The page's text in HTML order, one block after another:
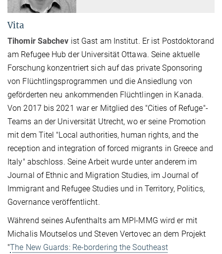
Vita
Tihomir Sabchev ist Gast am Institut. Er ist Postdoktorand
am Refugee Hub der Universität Ottawa. Seine aktuelle
Forschung konzentriert sich auf das private Sponsoring
von Flüchtlingsprogrammen und die Ansiedlung von
geförderten neu ankommenden Flüchtlingen in Kanada.
Von 2017 bis 2021 war er Mitglied des "Cities of Refuge"-
Teams an der Universität Utrecht, wo er seine Promotion
mit dem Titel "Local authorities, human rights, and the
reception and integration of forced migrants in Greece and
Italy" abschloss. Seine Arbeit wurde unter anderem im
Journal of Ethnic and Migration Studies, im Journal of
Immigrant and Refugee Studies und in Territory, Politics,
Governance veröffentlicht.
Während seines Aufenthalts am MPI-MMG wird er mit
Michalis Moutselos und Steven Vertovec an dem Projekt
"The New Guards: Re-bordering the Southeast